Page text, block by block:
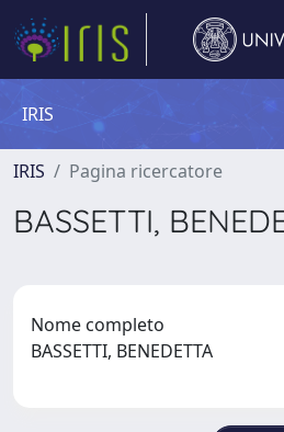
IRIS
IRIS Pagina ricercatore
BASSETTI,
Nome completo
BASSETTI, BENEDETTA